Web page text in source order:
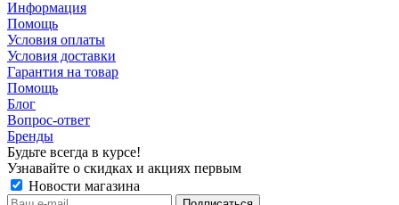
Информация
Помощь
Условия оплаты
Условия доставки
Гарантия на товар
Помощь
Блог
Вопрос-ответ
Бренды
Будьте всегда в курсе!
Узнавайте о скидках и акциях первым
Новости магазина